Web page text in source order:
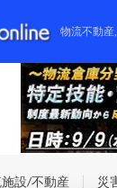
物流不動
設/不動産 災